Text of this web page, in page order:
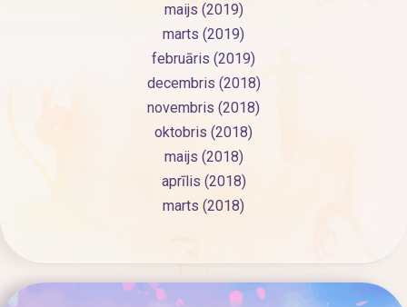
maijs (2019)
marts (2019)
februāris (2019)
decembris (2018)
novembris (2018)
oktobris (2018)
maijs (2018)
aprīlis (2018)
marts (2018)